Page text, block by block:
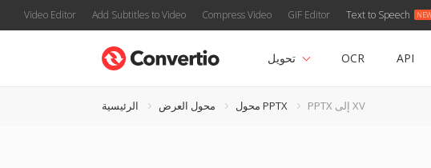
Video Editor Add Subtitles to Video Compress Video GIF Editor Text to Speech
تحويل OCR API
الرئيسية محول العرض محول PPTX PPTX إلى XV